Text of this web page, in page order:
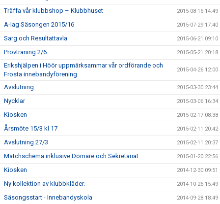
Träffa vår klubbshop – Klubbhuset 2015-08-16 14:49
A-lag Säsongen 2015/16 2015-07-29 17:40
Sarg och Resultattavla 2015-06-21 09:10
Provträning 2/6 2015-05-21 20:18
Erikshjälpen i Höör uppmärksammar vår ordförande och
Frosta innebandyförening.
2015-04-26 12:00
Avslutning 2015-03-30 23:44
Nycklar 2015-03-06 16:34
Kiosken 2015-02-17 08:38
Årsmöte 15/3 kl 17 2015-02-11 20:42
Avslutning 27/3 2015-02-11 20:37
Matchschema inklusive Domare och Sekretariat 2015-01-20 22:56
Kiosken 2014-12-30 09:51
Ny kollektion av klubbkläder. 2014-10-26 15:49
Säsongsstart - Innebandyskola 2014-09-28 18:49